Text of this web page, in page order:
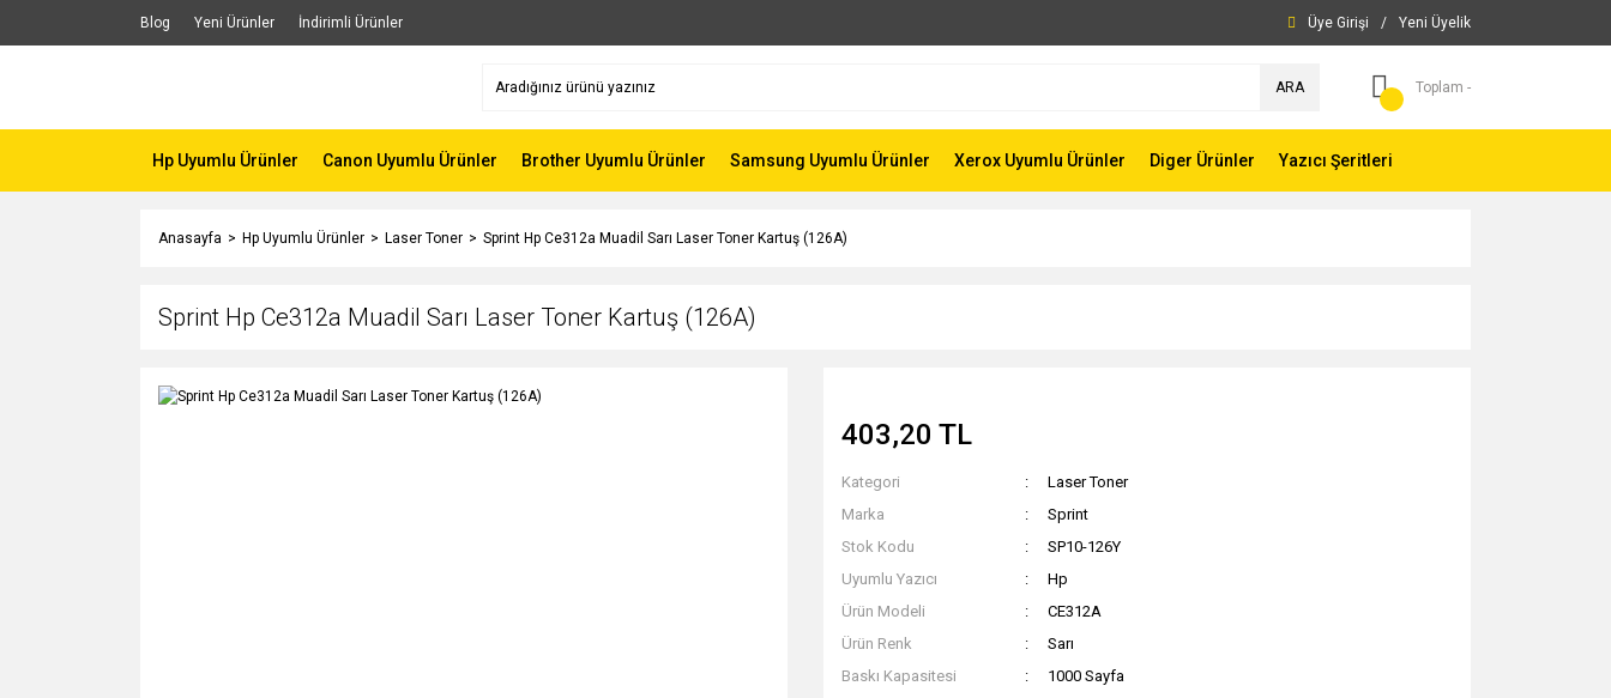
Blog Yeni Ürünler İndirimli Ürünler Üye Girişi / Yeni Üyelik
ARA Toplam -
Hp Uyumlu Ürünler Canon Uyumlu Ürünler Brother Uyumlu Ürünler Samsung Uyumlu Ürünler Xerox Uyumlu Ürünler Diger Ürünler Yazıcı Şeritleri
Anasayfa Hp Uyumlu Ürünler Laser Toner Sprint Hp Ce312a Muadil Sarı Laser Toner Kartuş (126A)
Sprint Hp Ce312a Muadil Sarı Laser Toner Kartuş (126A)
403,20 TL
Kategori
Laser Toner
Marka
Sprint
Stok Kodu
SP10-126Y
Uyumlu Yazıcı
Hp
Ürün Modeli
CE312A
Ürün Renk
Sarı
Baskı Kapasitesi
1000 Sayfa